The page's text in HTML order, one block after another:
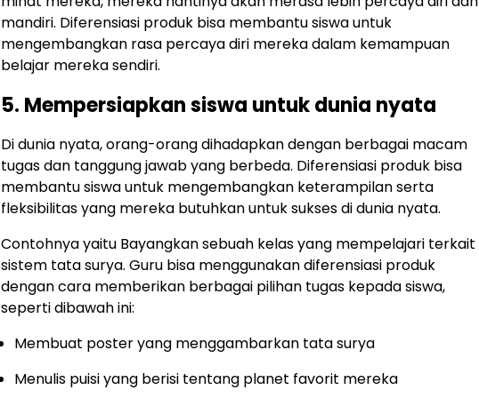
mandiri. Diferensiasi produk bisa membantu siswa untuk
mengembangkan rasa percaya diri mereka dalam kemampuan
belajar mereka sendiri.
5. Mempersiapkan siswa untuk dunia nyata
Di dunia nyata, orang-orang dihadapkan dengan berbagai macam
tugas dan tanggung jawab yang berbeda. Diferensiasi produk bisa
membantu siswa untuk mengembangkan keterampilan serta
fleksibilitas yang mereka butuhkan untuk sukses di dunia nyata.
Contohnya yaitu Bayangkan sebuah kelas yang mempelajari terkait
sistem tata surya. Guru bisa menggunakan diferensiasi produk
dengan cara memberikan berbagai pilihan tugas kepada siswa,
seperti dibawah ini:
Membuat poster yang menggambarkan tata surya
Menulis puisi yang berisi tentang planet favorit mereka